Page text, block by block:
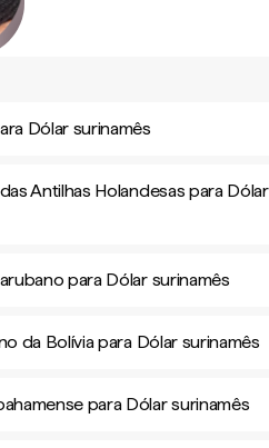
Dólar surinamês
Antilhas Holandesas para Dólar
para Dólar surinamês
da Bolívia para Dólar surinamês
para Dólar surinamês